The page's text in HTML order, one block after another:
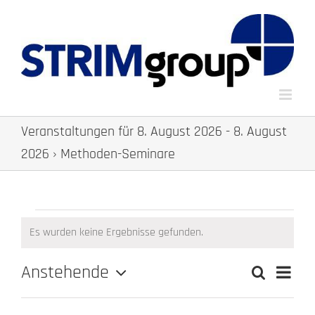
Veranstaltungen für 8. August 2026 - 8. August
2026 › Methoden-Seminare
Veranstaltungen
Hinweis
Es wurden keine Ergebnisse gefunden.
Suche
Suche
Liste
Anstehende
Datum